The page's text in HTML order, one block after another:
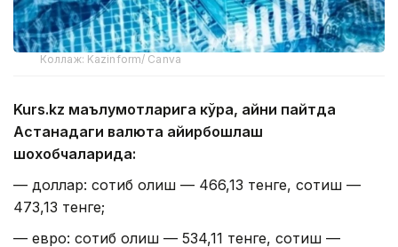
Коллаж: Kazinform/ Canva
Kurs.kz маълумотларига кўра, айни пайтда
Астанадаги валюта айирбошлаш
шохобчаларида:
— доллар: сотиб олиш — 466,13 тенге, сотиш —
473,13 тенге;
— евро: сотиб олиш — 534,11 тенге, сотиш —